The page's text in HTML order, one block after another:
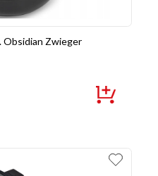
Obsidian Zwieger